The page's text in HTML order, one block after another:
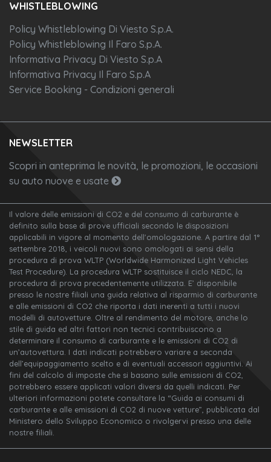
WHISTLEBLOWING
Policy Whistleblowing Di Viesto S.p.A.
Policy Whistleblowing Il Faro S.p.A.
Informativa Privacy Di Viesto S.p.A
Informativa Privacy Il Faro S.p.A
Service Booking - Condizioni generali
NEWSLETTER
Scopri in anteprima le novità, le promozioni, le occasioni
su auto nuove e usate
Il valore delle emissioni di CO2 e del consumo di carburante è
definito sulla base di prove ufficiali secondo le disposizioni
applicabili in vigore al momento dell'omologazione. A partire dal 1°
settembre 2018, i veicoli nuovi sono omologati ai sensi della
procedura di prova WLTP (Worldwide Harmonized Light Vehicles
Test Procedure). La procedura WLTP sostituisce il ciclo NEDC, la
procedura di prova precedentemente utilizzata. E’ disponibile
presso le nostre filiali una guida relativa al risparmio di carburante
e alle emissioni di CO2 che riporta i dati inerenti a tutti i nuovi
modelli di autovetture. Oltre al rendimento del motore, anche lo
stile di guida ed altri fattori non tecnici contribuiscono a
determinare il consumo di carburante e le emissioni di CO2 di
un’autovettura. I dati indicati potrebbero variare a seconda
dell’equipaggiamento scelto e di eventuali accessori aggiuntivi. Ai
fini del calcolo di imposte che si basano sulle emissioni di CO2,
potrebbero essere applicati valori diversi da quelli indicati. Per
ulteriori informazioni potete consultare la “Guida ai consumi di
carburante e alle emissioni di CO2 di nuove vetture”, pubblicata dal
Ministero dello Sviluppo Economico o rivolgervi presso una delle
nostre filiali.